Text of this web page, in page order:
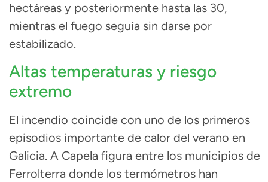
hectáreas y posteriormente hasta las 30,
mientras el fuego seguía sin darse por
estabilizado.
Altas temperaturas y riesgo
extremo
El incendio coincide con uno de los primeros
episodios importante de calor del verano en
Galicia. A Capela figura entre los municipios de
Ferrolterra donde los termómetros han